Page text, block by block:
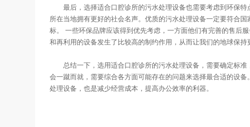
最后，选择适合口腔诊所的污水处理设备也需要考虑到环保特
所在当地拥有更好的社会名声。优质的污水处理设备一定要符合
标。 一些环保品牌应该得到优先考虑，一方面他们有完善的售后
和再利用的设备发生了比较高的制约作用，从而让我们的地球保持
总结一下，选用适合口腔诊所的污水处理设备，需要确定标准
会一蹴而就，需要综合各方面可能存在的问题来选择最合适的设
处理设备，也是减少经营成本，提高办公效率的利器。